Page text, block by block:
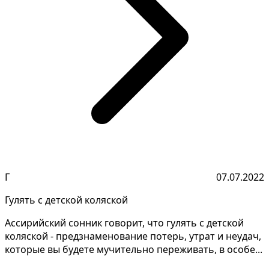
Г
07.07.2022
Гулять с детской коляской
Ассирийский сонник говорит, что гулять с детской
коляской - предзнаменование потерь, утрат и неудач,
которые вы будете мучительно переживать, в особе...